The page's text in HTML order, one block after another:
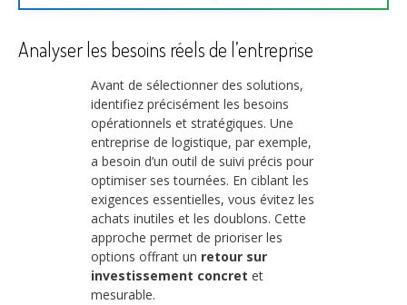
Analyser les besoins réels de l’entreprise
Avant de sélectionner des solutions,
identifiez précisément les besoins
opérationnels et stratégiques. Une
entreprise de logistique, par exemple,
a besoin d’un outil de suivi précis pour
optimiser ses tournées. En ciblant les
exigences essentielles, vous évitez les
achats inutiles et les doublons. Cette
approche permet de prioriser les
options offrant un retour sur
investissement concret et
mesurable.